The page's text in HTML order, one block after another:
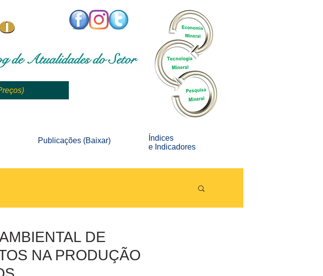
Publicações (Baixar)
Índices
e Indicadores
DE
NA PRODUÇÃO